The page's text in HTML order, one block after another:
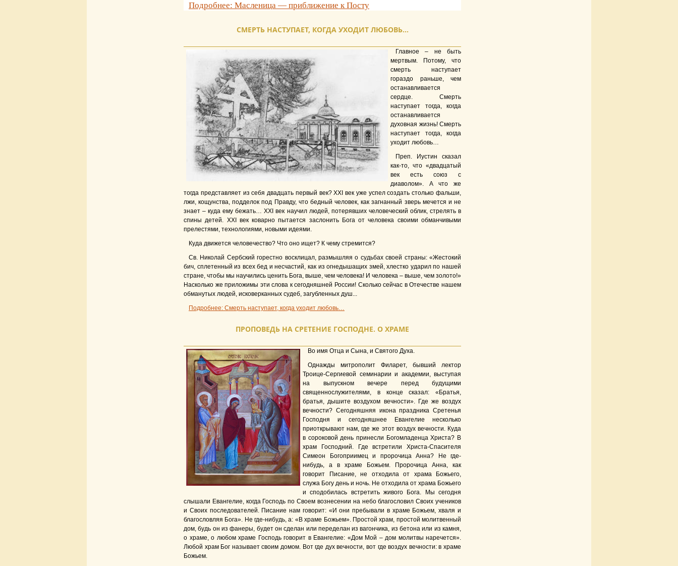
Подробнее: Масленица — приближение к Посту
СМЕРТЬ НАСТУПАЕТ, КОГДА УХОДИТ ЛЮБОВЬ…
Главное – не быть
мертвым. Потому, что
смерть наступает
гораздо раньше, чем
останавливается
сердце. Смерть
наступает тогда, когда
останавливается
духовная жизнь! Смерть
наступает тогда, когда
уходит любовь…
Преп. Иустин сказал
как-то, что «двадцатый
век есть союз с
диаволом». А что же
тогда представляет из себя двадцать первый век? XXI век уже успел создать столько фальши,
лжи, кощунства, подделок под Правду, что бедный человек, как загнанный зверь мечется и не
знает – куда ему бежать… XXI век научил людей, потерявших человеческий облик, стрелять в
спины детей. XXI век коварно пытается заслонить Бога от человека своими обманчивыми
прелестями, технологиями, новыми идеями.
Куда движется человечество? Что оно ищет? К чему стремится?
Св. Николай Сербский горестно восклицал, размышляя о судьбах своей страны: «Жестокий
бич, сплетенный из всех бед и несчастий, как из огнедышащих змей, хлестко ударил по нашей
стране, чтобы мы научились ценить Бога, выше, чем человека! И человека – выше, чем золото!»
Насколько же приложимы эти слова к сегодняшней России! Сколько сейчас в Отечестве нашем
обманутых людей, исковерканных судеб, загубленных душ...
Подробнее: Смерть наступает, когда уходит любовь…
ПРОПОВЕДЬ НА СРЕТЕНИЕ ГОСПОДНЕ. О ХРАМЕ
Во имя Отца и Сына, и Святого Духа.
Однажды митрополит Филарет, бывший лектор
Троице-Сергиевой семинарии и академии, выступая
на выпускном вечере перед будущими
священнослужителями, в конце сказал: «Братья,
братья, дышите воздухом вечности». Где же воздух
вечности? Сегодняшняя икона праздника Сретенья
Господня и сегодняшнее Евангелие несколько
приоткрывают нам, где же этот воздух вечности. Куда
в сороковой день принесли Богомладенца Христа? В
храм Господний. Где встретили Христа-Спасителя
Симеон Богоприимец и пророчица Анна? Не где-
нибудь, а в храме Божьем. Пророчица Анна, как
говорит Писание, не отходила от храма Божьего,
служа Богу день и ночь. Не отходила от храма Божьего
и сподобилась встретить живого Бога. Мы сегодня
слышали Евангелие, когда Господь по Своем вознесении на небо благословил Своих учеников
и Своих последователей. Писание нам говорит: «И они пребывали в храме Божьем, хваля и
благословляя Бога». Не где-нибудь, а: «В храме Божьем». Простой храм, простой молитвенный
дом, будь он из фанеры, будет он сделан или переделан из вагончика, из бетона или из камня,
о храме, о любом храме Господь говорит в Евангелие: «Дом Мой – дом молитвы наречется».
Любой храм Бог называет своим домом. Вот где дух вечности, вот где воздух вечности: в храме
Божьем.